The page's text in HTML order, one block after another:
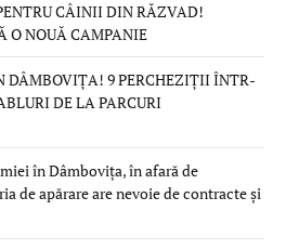
CÂINII DIN RĂZVAD!
O NOUĂ CAMPANIE
DÂMBOVIȚA! 9 PERCHEZIȚII ÎNTR-
DE LA PARCURI
în Dâmbovița, în afară de
de apărare are nevoie de contracte și